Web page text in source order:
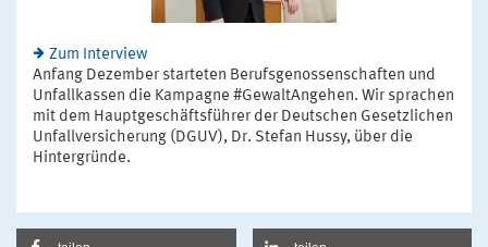
Zum Interview
Anfang Dezember starteten Berufsgenossenschaften und
Unfallkassen die Kampagne #GewaltAngehen. Wir sprachen
mit dem Hauptgeschäftsführer der Deutschen Gesetzlichen
Unfallversicherung (DGUV), Dr. Stefan Hussy, über die
Hintergründe.